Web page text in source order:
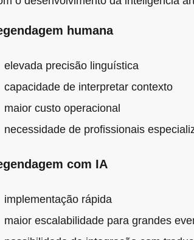
humana
elevada precisão linguística
capacidade de interpretar contexto
maior custo operacional
necessidade de profissionais
com IA
implementação rápida
maior escalabilidade para grandes